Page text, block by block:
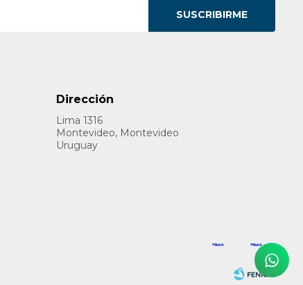
SUSCRIBIRME
Dirección
Lima 1316
Montevideo, Montevideo
Uruguay